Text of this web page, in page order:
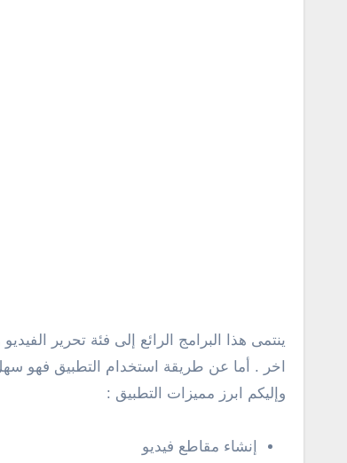
ينتمى هذا البرامج الرائع إلى فئة تحرير
اخر . أما عن طريقة استخدام التطبيق فهو
وإليكم ابرز مميزات التطبيق :
إنشاء مقاطع فيديو